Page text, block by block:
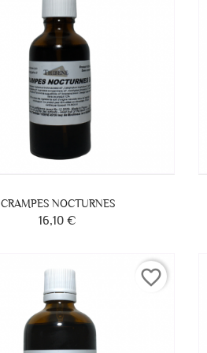
CRAMPES NOCTURNES
Prix
16,10 €
favorite_border